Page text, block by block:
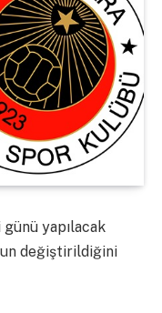
yapılacak
değiştirildiğini